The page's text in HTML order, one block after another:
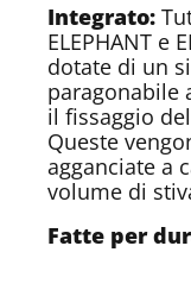
Integrato:
ELEPHANT e
dotate di un
paragonabile
il fissaggio
Queste
agganciate a
volume di
Fatte per